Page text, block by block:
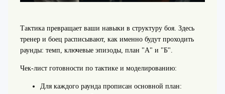
Тактика превращает ваши навыки в структуру боя. Здесь
тренер и боец расписывают, как именно будут проходить
раунды: темп, ключевые эпизоды, план "А" и "Б".
Чек-лист готовности по тактике и моделированию:
Для каждого раунда прописан основной план: